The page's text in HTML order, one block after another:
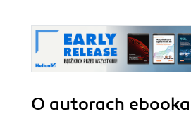
O autorach ebooka